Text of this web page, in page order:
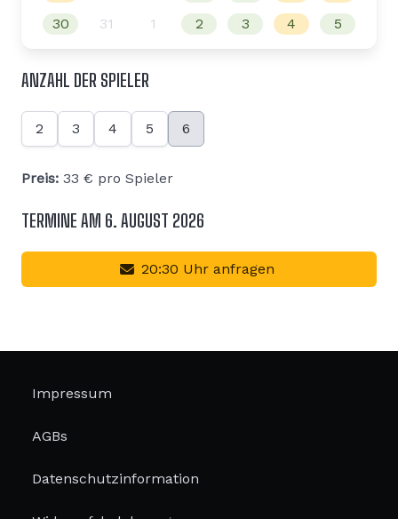
30
31 1 2 3 4 5
ANZAHL DER SPIELER
2 3 4 5 6
Preis: 33 € pro Spieler
TERMINE AM 6. AUGUST 2026
20:30 Uhr anfragen
Impressum
AGBs
Datenschutzinformation